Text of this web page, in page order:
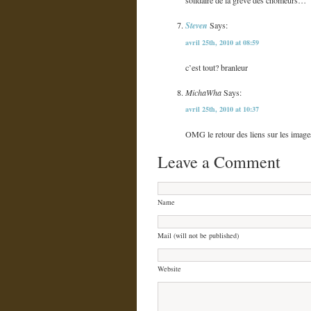
Steven Says:
avril 25th, 2010 at 08:59
c’est tout? branleur
MichaWhaSays:
avril 25th, 2010 at 10:37
OMG le retour des liens sur les
Leave a Comment
Name
Mail (will not be published)
Website